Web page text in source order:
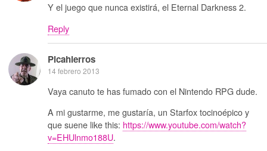
Y el juego que nunca existirá, el Eternal Darkness 2.
Reply
Picahierros
14 febrero 2013
Vaya canuto te has fumado con el Nintendo RPG dude.
A mi gustarme, me gustaría, un Starfox tocinoépico y
que suene like this: https://www.youtube.com/watch?
v=EHUlnmo188U.